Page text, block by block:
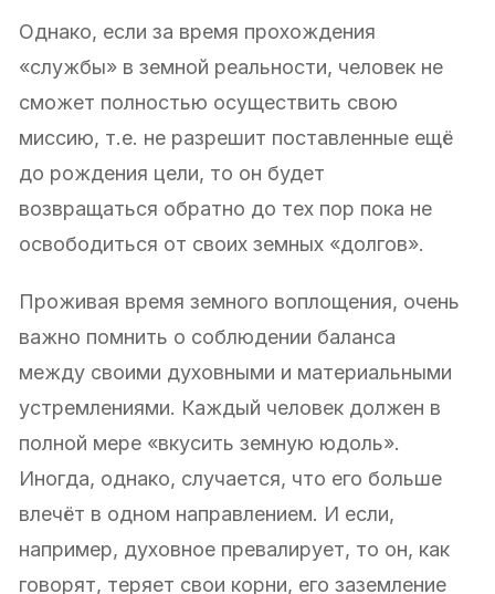
Однако, если за время прохождения
«службы» в земной реальности, человек не
сможет полностью осуществить свою
миссию, т.е. не разрешит поставленные ещё
до рождения цели, то он будет
возвращаться обратно до тех пор пока не
освободиться от своих земных «долгов».
Проживая время земного воплощения, очень
важно помнить о соблюдении баланса
между своими духовными и материальными
устремлениями. Каждый человек должен в
полной мере «вкусить земную юдоль».
Иногда, однако, случается, что его больше
влечёт в одном направлением. И если,
например, духовное превалирует, то он, как
говорят, теряет свои корни, его заземление